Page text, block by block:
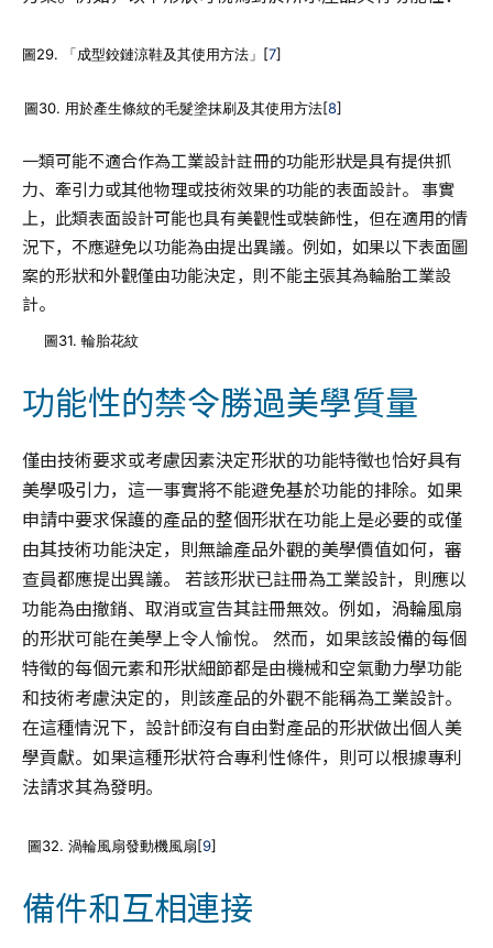
圖29. 「成型鉸鏈涼鞋及其使用方法」[7]
圖30. 用於產生條紋的毛髮塗抹刷及其使用方法[8]
一類可能不適合作為工業設計註冊的功能形狀是具有提供抓
力、牽引力或其他物理或技術效果的功能的表面設計。 事實
上，此類表面設計可能也具有美觀性或裝飾性，但在適用的情
況下，不應避免以功能為由提出異議。例如，如果以下表面圖
案的形狀和外觀僅由功能決定，則不能主張其為輪胎工業設
計。
圖31. 輪胎花紋
功能性的禁令勝過美學質量
僅由技術要求或考慮因素決定形狀的功能特徵也恰好具有
美學吸引力，這一事實將不能避免基於功能的排除。如果
申請中要求保護的產品的整個形狀在功能上是必要的或僅
由其技術功能決定，則無論產品外觀的美學價值如何，審
查員都應提出異議。 若該形狀已註冊為工業設計，則應以
功能為由撤銷、取消或宣告其註冊無效。例如，渦輪風扇
的形狀可能在美學上令人愉悅。 然而，如果該設備的每個
特徵的每個元素和形狀細節都是由機械和空氣動力學功能
和技術考慮決定的，則該產品的外觀不能稱為工業設計。
在這種情況下，設計師沒有自由對產品的形狀做出個人美
學貢獻。如果這種形狀符合專利性條件，則可以根據專利
法請求其為發明。
圖32. 渦輪風扇發動機風扇[9]
備件和互相連接